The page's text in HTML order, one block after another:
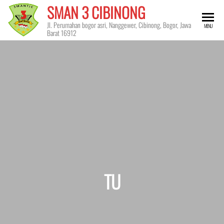
Skip
SMAN 3 CIBINONG
Jl. Perumahan bogor asri, Nanggewer, Cibinong, Bogor, Jawa
Barat 16912
MENU
TU